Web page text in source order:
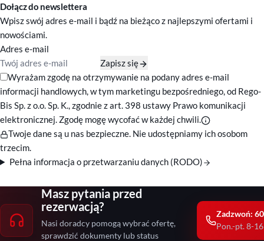
Dołącz do newslettera
Wpisz swój adres e-mail i bądź na bieżąco z najlepszymi ofertami i
nowościami.
Adres e-mail
Zapisz się
Zgody marketingowe
Wyrażam zgodę na otrzymywanie na podany adres e-mail
informacji handlowych, w tym marketingu bezpośredniego, od Rego-
Bis Sp. z o.o. Sp. K., zgodnie z art. 398 ustawy Prawo komunikacji
elektronicznej. Zgodę mogę wycofać w każdej chwili.
Twoje dane są u nas bezpieczne. Nie udostępniamy ich osobom
trzecim.
Pełna informacja o przetwarzaniu danych (RODO)
Masz pytania przed
rezerwacją?
Nasi doradcy pomogą wybrać ofertę,
sprawdzić dokumenty lub status
Zadzwoń:
Pon.-pt. 8-16